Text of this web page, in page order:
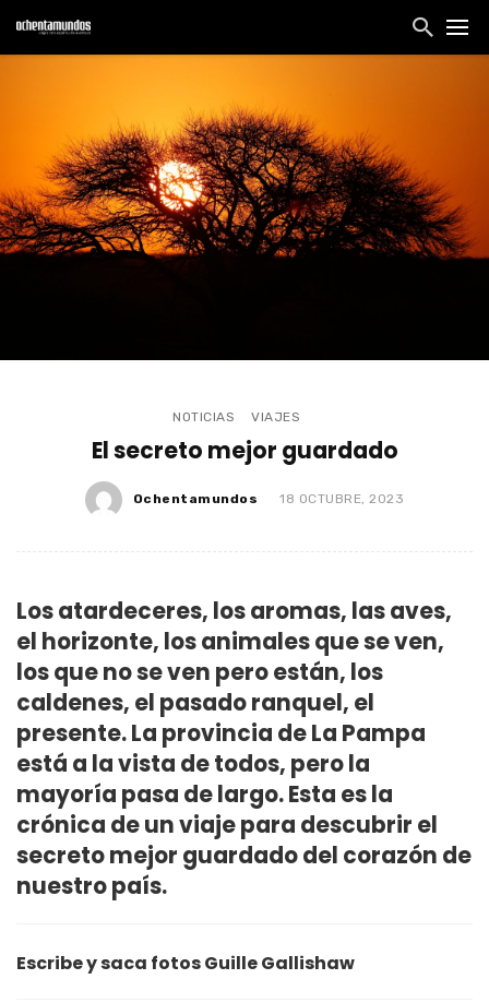
NOTICIAS VIAJES
El secreto mejor guardado
Ochentamundos 18 OCTUBRE, 2023
Los atardeceres, los aromas, las aves,
el horizonte, los animales que se ven,
los que no se ven pero están, los
caldenes, el pasado ranquel, el
presente. La provincia de La Pampa
está a la vista de todos, pero la
mayoría pasa de largo. Esta es la
crónica de un viaje para descubrir el
secreto mejor guardado del corazón de
nuestro país.
Escribe y saca fotos Guille Gallishaw